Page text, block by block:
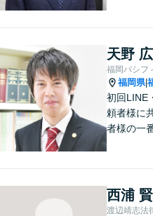
じめ、「
賠償請求
件」まで
い【分割
天野
福岡パシフ
福岡県|
初回LINE
頼者様に
者様の一
西浦
渡辺靖志法